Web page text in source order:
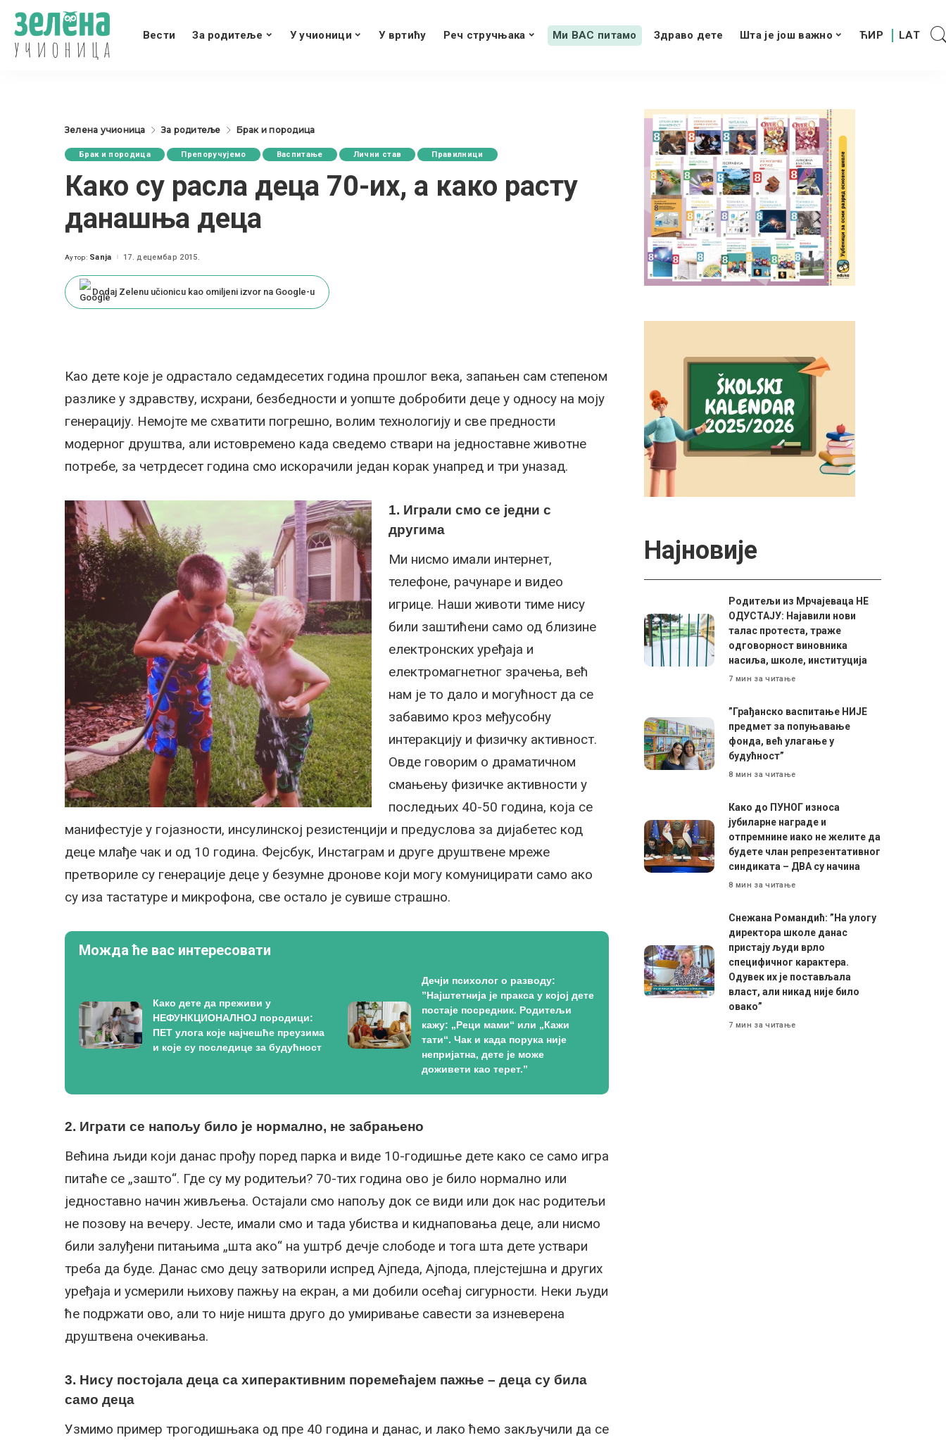
Вести За родитеље У учионици У вртићу Реч стручњака Ми ВАС питамо Здраво дете Шта је још важно
Зелена учионица За родитеље Брак и породица
Брак и породица Препоручујемо Васпитање Лични став Правилници
Како су расла деца 70-их, а како расту
данашња деца
Posted
Аутор: Sanja 17. децембар 2015.
Dodaj Zelenu učionicu kao omiljeni izvor na Google-u
Као дете које је одрастало седамдесетих година прошлог века, запањен сам степеном
разлике у здравству, исхрани, безбедности и уопште добробити деце у односу на моју
генерацију. Немојте ме схватити погрешно, волим технологију и све предности
модерног друштва, али истовремено када сведемо ствари на једноставне животне
потребе, за четрдесет година смо искорачили један корак унапред и три уназад.
1. Играли смо се једни с
другима
Ми нисмо имали интернет,
телефоне, рачунаре и видео
игрице. Наши животи тиме нису
били заштићени само од близине
електронских уређаја и
електромагнетног зрачења, већ
нам је то дало и могућност да се
забавимо кроз међусобну
интеракцију и физичку активност.
Овде говорим о драматичном
смањењу физичке активности у
последњих 40-50 година, која се
манифестује у гојазности, инсулинској резистенцији и предуслова за дијабетес код
деце млађе чак и од 10 година. Фејсбук, Инстаграм и друге друштвене мреже
претвориле су генерације деце у безумне дронове који могу комуницирати само ако
су иза тастатуре и микрофона, све остало је сувише страшно.
Можда ће вас интересовати
Како дете да преживи у
НЕФУНКЦИОНАЛНОЈ породици:
ПЕТ улога које најчешће преузима
и које су последице за будућност
Дечји психолог о разводу:
”Најштетнија је пракса у којој дете
постаје посредник. Родитељи
кажу: „Реци мами“ или „Кажи
тати“. Чак и када порука није
непријатна, дете је може
доживети као терет.”
2. Играти се напољу било је нормално, не забрањено
Већина љиди који данас прођу поред парка и виде 10-годишње дете како се само игра
питаће се „зашто“. Где су му родитељи? 70-тих година ово је било нормално или
једноставно начин живљења. Остајали смо напољу док се види или док нас родитељи
не позову на вечеру. Јесте, имали смо и тада убиства и киднаповања деце, али нисмо
били залуђени питањима „шта ако“ на уштрб дечје слободе и тога шта дете уствари
треба да буде. Данас смо децу затворили испред Ајпеда, Ајпода, плејстејшна и других
уређаја и усмерили њихову пажњу на екран, а ми добили осећај сигурности. Неки људи
ће подржати ово, али то није ништа друго до умиривање савести за изневерена
друштвена очекивања.
3. Нису постојала деца са хиперактивним поремећајем пажње – деца су била
само деца
Узмимо пример трогодишњака од пре 40 година и данас, и лако ћемо закључили да се
Најновије
Родитељи из Мрчајеваца НЕ
ОДУСТАЈУ: Најавили нови
талас протеста, траже
одговорност виновника
насиља, школе, институција
7 мин за читање
”Грађанско васпитање НИЈЕ
предмет за попуњавање
фонда, већ улагање у
будућност”
8 мин за читање
Како до ПУНОГ износа
јубиларне награде и
отпремнине иако не желите да
будете члан репрезентативног
синдиката – ДВА су начина
8 мин за читање
Снежана Романдић: ”На улогу
директора школе данас
пристају људи врло
специфичног карактера.
Одувек их је постављала
власт, али никад није било
овако”
7 мин за читање